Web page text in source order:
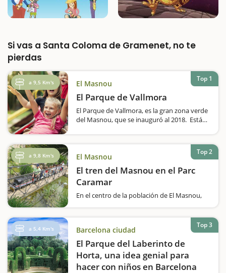
Si vas a Santa Coloma de Gramenet, no te
pierdas
a 9,5 Km's El Masnou
El Parque de Vallmora
El Parque de Vallmora, es la gran zona verde
del Masnou, que se inauguró al 2018. Está
con un graderío; una zona deportiva con…
Top 1
a 9,8 Km's El Masnou
El tren del Masnou en el Parc
Caramar
En el centro de la población de El Masnou,
lugares, para dar a conocer y entender un
poco más la naturaleza. Existen…
Top 2
a 5,4 Km's Barcelona ciudad
El Parque del Laberinto de
Horta, una idea genial para
hacer con niños en Barcelona
Top 3